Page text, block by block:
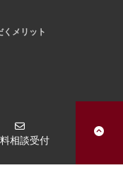
くメリット
All Rights Reserved.
相談受付